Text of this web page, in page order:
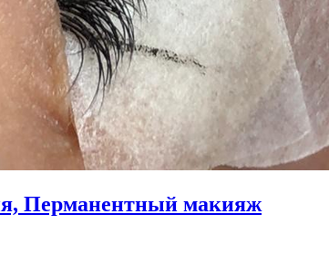
Перманентный макияж